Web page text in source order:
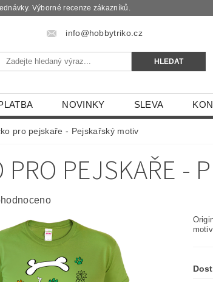
Výborné recenze zákazníků.
info@hobbytriko.cz
NOVINKY SLEVA
pro pejskaře - Pejskařský motiv
PRO PEJSKAŘE -